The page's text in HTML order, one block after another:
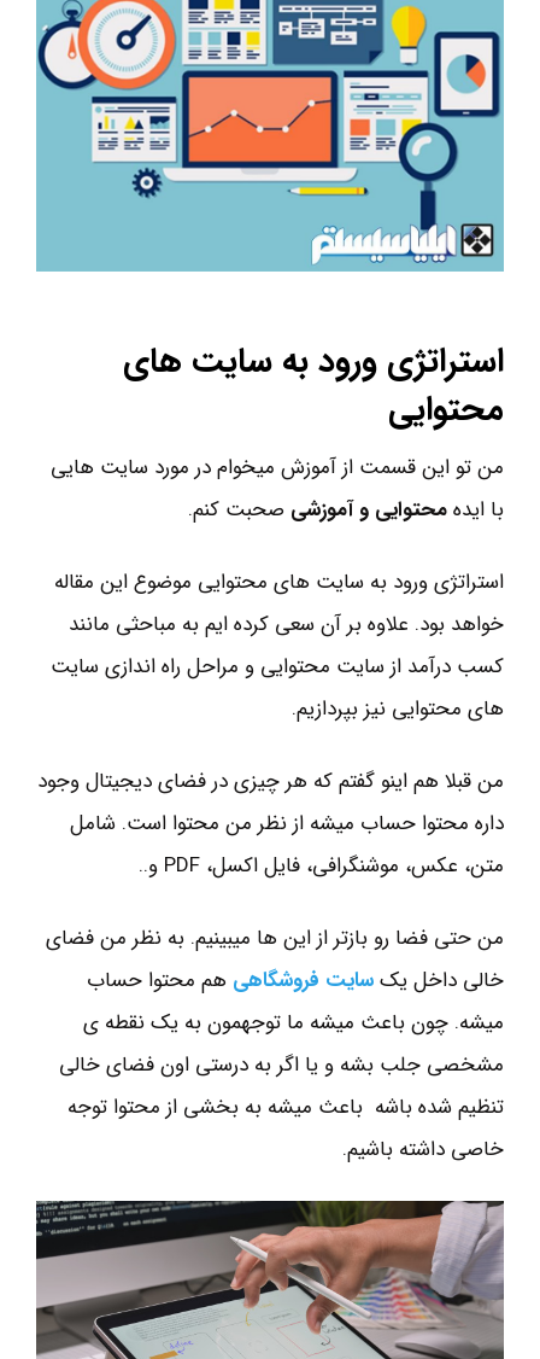
استراتژی ورود به سایت های
محتوایی
من تو این قسمت از آموزش میخوام در مورد سایت هایی
با ایدهمحتوایی و آموزشی صحبت کنم.
استراتژی ورود به سایت های محتوایی موضوع این مقاله
خواهد بود. علاوه بر آن سعی کرده ایم به مباحثی مانند
کسب درآمد از سایت محتوایی و مراحل راه اندازی سایت
های محتوایی نیز بپردازیم.
من قبلا هم اینو گفتم که هر چیزی در فضای دیجیتال وجود
داره محتوا حساب میشه از نظر من محتوا است. شامل
متن، عکس، موشنگرافی، فایل اکسل، PDF و..
من حتی فضا رو بازتر از این ها میبینیم. به نظر من فضای
خالی داخل یکسایت فروشگاهی هم محتوا حساب
میشه. چون باعث میشه ما توجهمون به یک نقطه ی
مشخصی جلب بشه و یا اگر به درستی اون فضای خالی
تنظیم شده باشه باعث میشه به بخشی از محتوا توجه
خاصی داشته باشیم.